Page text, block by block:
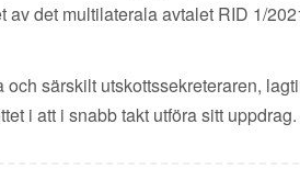
det multilaterala avtalet RID 1/
särskilt utskottssekreteraren,
i att i snabb takt utföra sitt